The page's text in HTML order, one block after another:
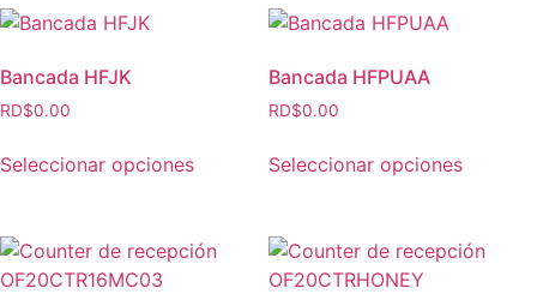
Bancada HFJK
RD$0.00
Seleccionar opciones
Bancada HFPUAA
RD$0.00
Seleccionar opciones